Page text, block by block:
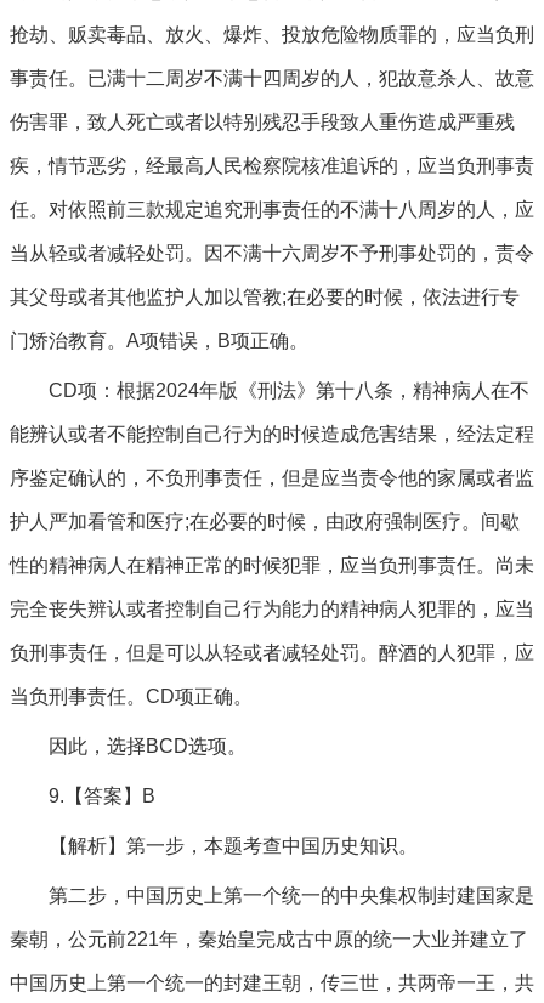
抢劫、贩卖毒品、放火、爆炸、投放危险物质罪的，应当负刑
事责任。已满十二周岁不满十四周岁的人，犯故意杀人、故意
伤害罪，致人死亡或者以特别残忍手段致人重伤造成严重残
疾，情节恶劣，经最高人民检察院核准追诉的，应当负刑事责
任。对依照前三款规定追究刑事责任的不满十八周岁的人，应
当从轻或者减轻处罚。因不满十六周岁不予刑事处罚的，责令
其父母或者其他监护人加以管教;在必要的时候，依法进行专
门矫治教育。A项错误，B项正确。
CD项：根据2024年版《刑法》第十八条，精神病人在不
能辨认或者不能控制自己行为的时候造成危害结果，经法定程
序鉴定确认的，不负刑事责任，但是应当责令他的家属或者监
护人严加看管和医疗;在必要的时候，由政府强制医疗。间歇
性的精神病人在精神正常的时候犯罪，应当负刑事责任。尚未
完全丧失辨认或者控制自己行为能力的精神病人犯罪的，应当
负刑事责任，但是可以从轻或者减轻处罚。醉酒的人犯罪，应
当负刑事责任。CD项正确。
因此，选择BCD选项。
9.【答案】B
【解析】第一步，本题考查中国历史知识。
第二步，中国历史上第一个统一的中央集权制封建国家是
秦朝，公元前221年，秦始皇完成古中原的统一大业并建立了
中国历史上第一个统一的封建王朝，传三世，共两帝一王，共